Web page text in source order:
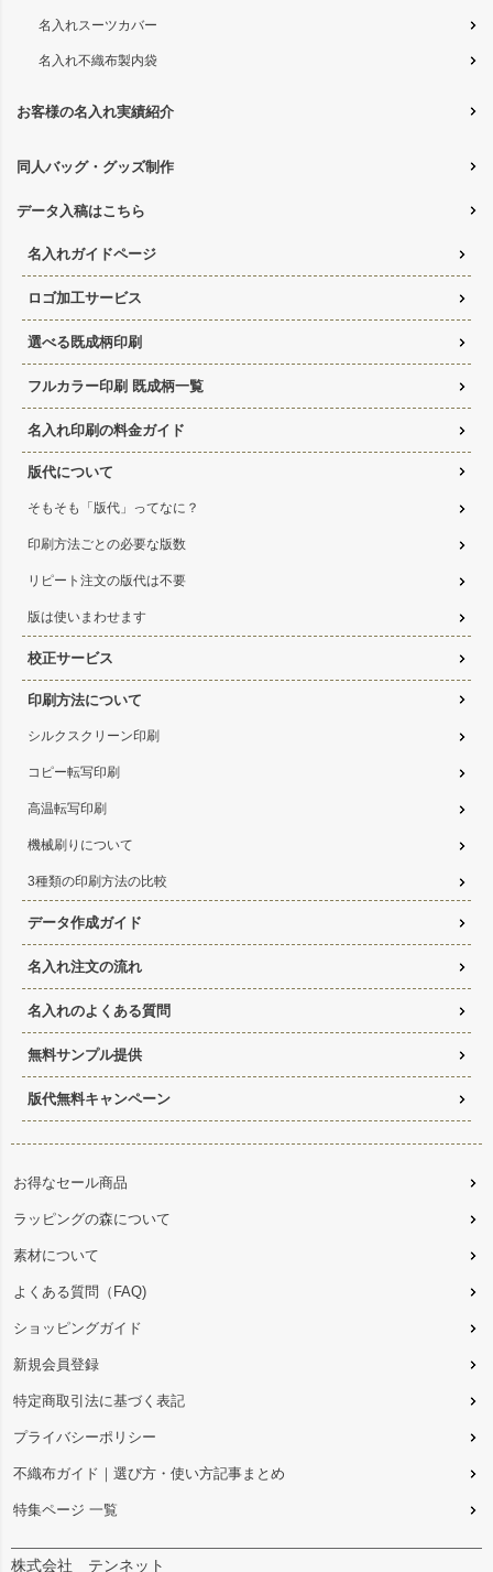
名入れスーツカバー
名入れ不織布製内袋
お客様の名入れ実績紹介
同人バッグ・グッズ制作
データ入稿はこちら
名入れガイドページ
ロゴ加工サービス
選べる既成柄印刷
フルカラー印刷 既成柄一覧
名入れ印刷の料金ガイド
版代について
そもそも「版代」ってなに？
印刷方法ごとの必要な版数
リピート注文の版代は不要
版は使いまわせます
校正サービス
印刷方法について
シルクスクリーン印刷
コピー転写印刷
高温転写印刷
機械刷りについて
3種類の印刷方法の比較
データ作成ガイド
名入れ注文の流れ
名入れのよくある質問
無料サンプル提供
版代無料キャンペーン
お得なセール商品
ラッピングの森について
素材について
よくある質問（FAQ)
ショッピングガイド
新規会員登録
特定商取引法に基づく表記
プライバシーポリシー
不織布ガイド｜選び方・使い方記事まとめ
特集ページ 一覧
株式会社 テンネット